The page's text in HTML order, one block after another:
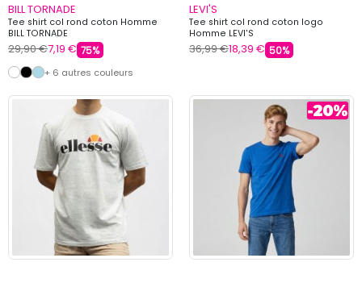
BILL TORNADE
Tee shirt col rond coton Homme
BILL TORNADE
29,90 €7,19 € 75%
+ 6 autres couleurs
LEVI'S
Tee shirt col rond coton logo
Homme LEVI'S
36,99 €18,39 € 50%